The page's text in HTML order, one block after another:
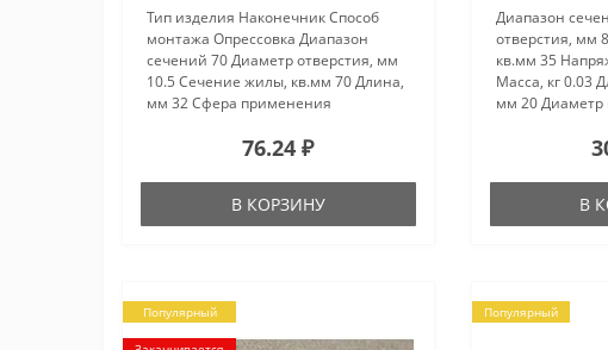
Тип изделия Наконечник Способ
монтажа Опрессовка Диапазон
сечений 70 Диаметр отверстия, мм
10.5 Сечение жилы, кв.мм 70 Длина,
мм 32 Сфера применения
76.24 ₽
В КОРЗИНУ
Диапазон
отверстия, мм
кв.мм 35
Масса, кг 0.03
мм 20
В
Популярный Популярный